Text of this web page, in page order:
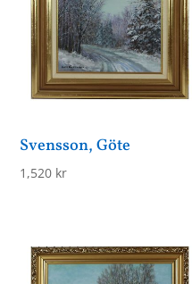
Svensson, Göte
1,520 kr